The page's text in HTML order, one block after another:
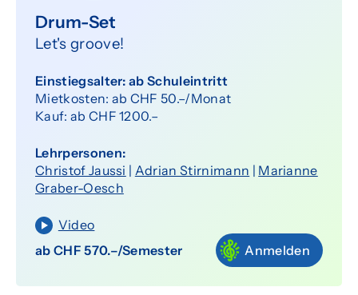
Ensembles
Förderung
Musikvereine
Senioren
Über uns
Team
Drum-Set
Let's groove!
Einstiegsalter: ab Schuleintritt
Mietkosten: ab CHF 50.–/Monat
Kauf: ab CHF 1200.–
Lehrpersonen:
Christof Jaussi | Adrian Stirnimann | Marianne
Graber-Oesch
Video
ab CHF 570.–/Semester
Anmelden